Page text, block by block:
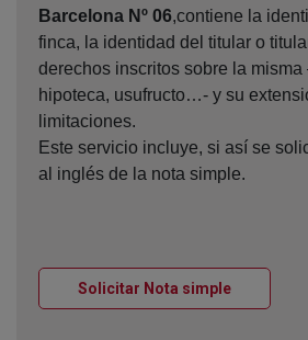
Barcelona Nº 06,contiene la
finca, la identidad del titular o
derechos inscritos sobre la
hipoteca, usufructo…- y su
limitaciones.
Este servicio incluye, si así se
al inglés de la nota simple.
Solicitar Nota simpleVentana